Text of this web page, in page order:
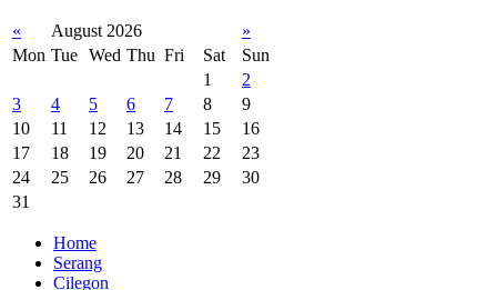
« August 2026
»
Mon Tue Wed Thu Fri Sat
Sun
1
2
3
4 5 6 7 8
9
10
11 12 13 14 15
16
17
18 19 20 21 22
23
24
25 26 27 28 29
30
31
Home
Serang
Cilegon